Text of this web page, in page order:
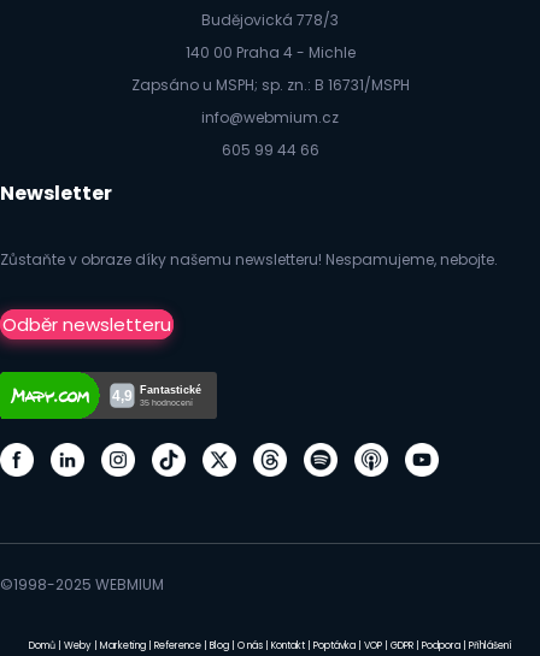
Budějovická 778/3
140 00 Praha 4 - Michle
Zapsáno u MSPH; sp. zn.: B 16731/MSPH
info@webmium.cz
605 99 44 66
Newsletter
Zůstaňte v obraze díky našemu newsletteru! Nespamujeme, nebojte.
Odběr newsletteru
©1998-2025 WEBMIUM
Domů Weby Marketing Reference Blog O nás Kontakt Poptávka VOP GDPR Podpora Přihlášení